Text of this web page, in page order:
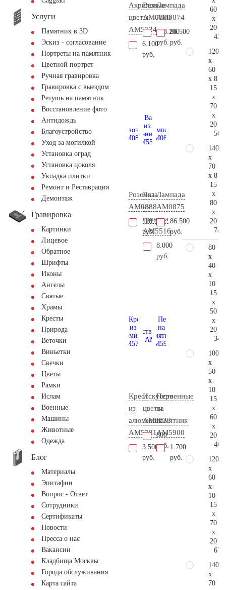
Услуги
Памятник в 3D
Эскиз - согласование
Портреты на памятник
Цветной портрет
Ручная гравировка
Гравировка с выездом
Ретушь на памятник
Восстановление фото
Антидождь
Благоустройство
Уход за могилкой
Установка оград
Установка цоколя
Укладка плитки
Ремонт и Реставрация
Демонтаж
Гравировка
Картинки
Лицевое
Обратное
Шрифты
Иконы
Ангелы
Святые
Храмы
Кресты
Природа
Веточки
Виньетки
Свечки
Цветы
Рамки
Ислам
Военные
Машины
Животные
Одежда
Блог
Материалы
Эпитафии
Вопрос - Ответ
Сотрудники
Сертификаты
Новости
Пресса о нас
Вакансии
Кладбища Москвы
Города обслуживания
Карта сайта
Акриловые
цветы
AM5724
6.100
руб.
Ваза
AM0880
103.200
руб.
Лампада
AM0874
86.500
руб.
Розочка
AM0888
110.400
руб.
Ваза
из
гранита
AM5516
8.000
руб.
Лампада
AM0875
86.500
руб.
Крест
из
алюминия
AM5781
3.500
руб.
Искусственные
цветы
AM0733
800
руб.
Перо
на
памятник
AM5900
1.700
руб.
60
x
20
120
x
60
x 8
15
x
70
x
20
140
x
70
x 8
15
x
80
x
20
80
x
40
x
10
15
x
50
x
20
100
x
50
x
10
15
x
60
x
20
120
x
60
x
10
15
x
70
x
20
140
x
70